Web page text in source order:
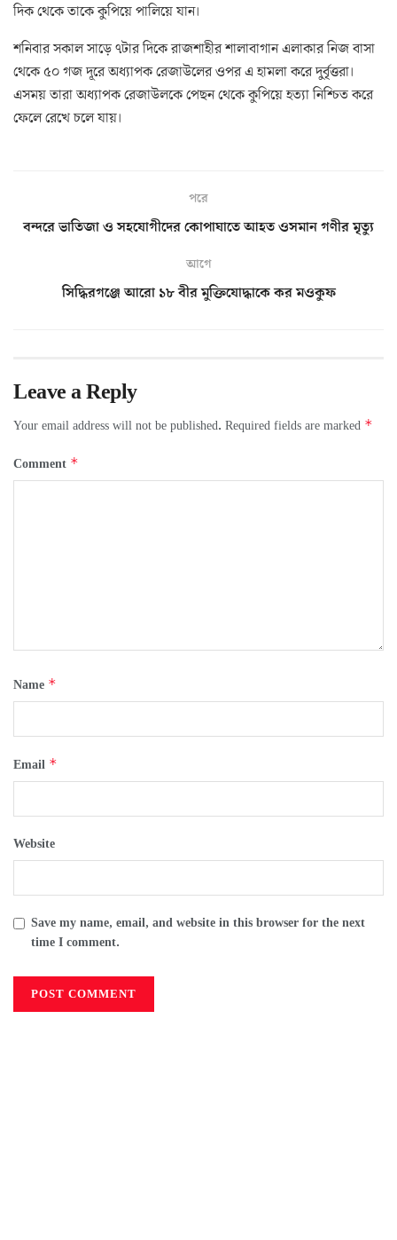
দিক থেকে তাকে কুপিয়ে পালিয়ে যান।
শনিবার সকাল সাড়ে ৭টার দিকে রাজশাহীর শালাবাগান এলাকার নিজ বাসা
থেকে ৫০ গজ দূরে অধ্যাপক রেজাউলের ওপর এ হামলা করে দুর্বৃত্তরা।
এসময় তারা অধ্যাপক রেজাউলকে পেছন থেকে কুপিয়ে হত্যা নিশ্চিত করে
ফেলে রেখে চলে যায়।
পরে
বন্দরে ভাতিজা ও সহযোগীদের কোপাঘাতে আহত ওসমান গণীর মৃত্যু
আগে
সিদ্ধিরগঞ্জে আরো ১৮ বীর মুক্তিযোদ্ধাকে কর মওকুফ
Leave a Reply
Your email address will not be published. Required fields are marked *
Comment *
Name *
Email *
Website
Save my name, email, and website in this browser for the next
time I comment.